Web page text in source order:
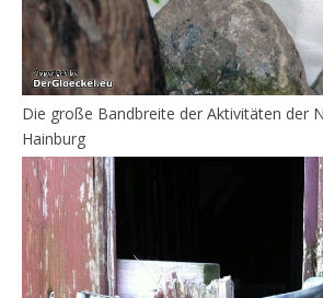
Die große Bandbreite der Aktivitäten der
Hainburg